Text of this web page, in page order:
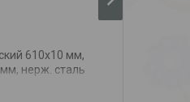
610х10 мм,
нерж. сталь